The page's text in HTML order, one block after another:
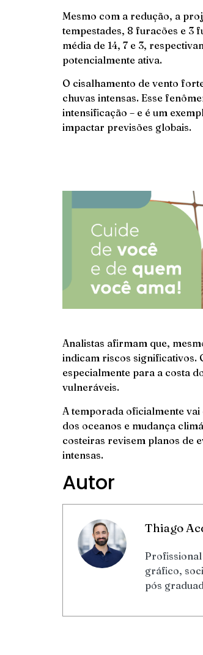
Mesmo com a redução, a
tempestades, 8 furacões e 3
média de 14, 7 e 3,
potencialmente ativa.
O cisalhamento de vento
chuvas intensas. Esse
intensificação – e é um
impactar previsões globais.
Analistas afirmam que,
indicam riscos significativos.
especialmente para a costa
vulneráveis.
A temporada oficialmente
dos oceanos e mudança
costeiras revisem planos de
intensas.
Autor
Thiago
Profissional
gráfico,
pós